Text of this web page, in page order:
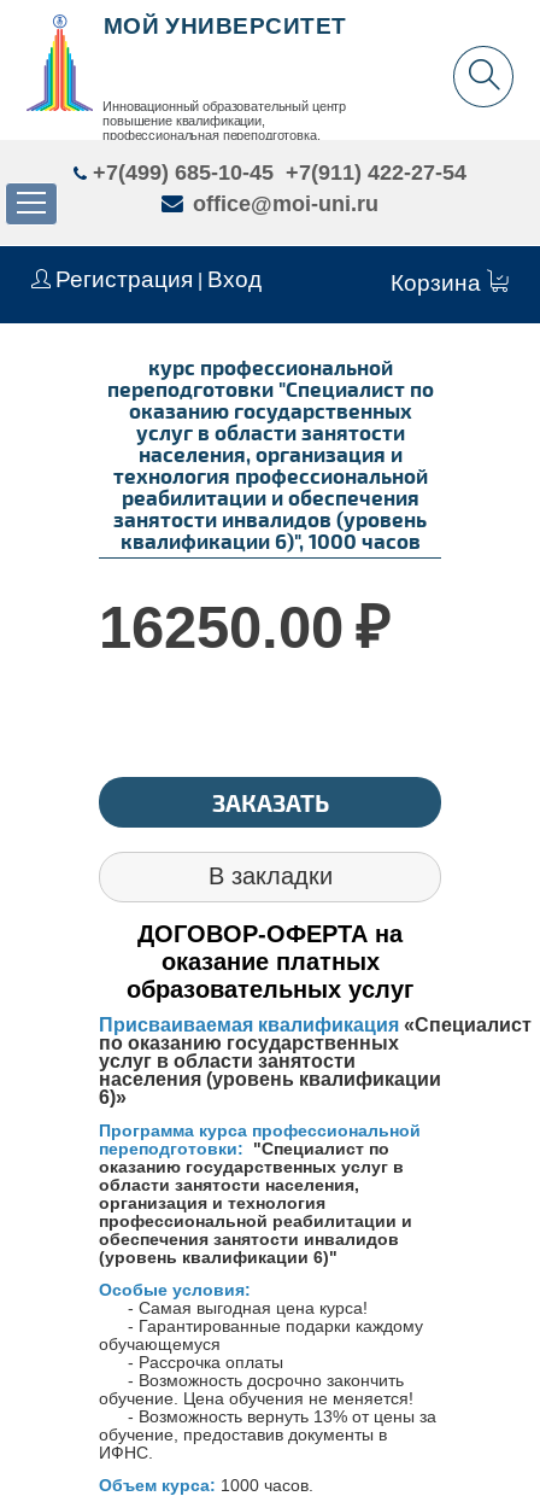
Регистрация Вход Корзина
МОЙ УНИВЕРСИТЕТ
Инновационный образовательный центр
повышение квалификации,
профессиональная переподготовка,
+7(499) 685-10-45 +7(911) 422-27-54
office@moi-uni.ru
курс профессиональной
переподготовки "Специалист по
оказанию государственных
услуг в области занятости
населения, организация и
технология профессиональной
реабилитации и обеспечения
занятости инвалидов (уровень
квалификации 6)", 1000 часов
16250.00 ₽
ЗАКАЗАТЬ
В закладки
ДОГОВОР-ОФЕРТА на
оказание платных
образовательных услуг
Присваиваемая квалификация «Специалист
по оказанию государственных
услуг в области занятости
населения (уровень квалификации
6)»
Программа курса профессиональной
переподготовки:
"Специалист по
оказанию государственных услуг в
области занятости населения,
организация и технология
профессиональной реабилитации и
обеспечения занятости инвалидов
(уровень квалификации 6)"
Особые условия:
- Самая выгодная цена курса!
- Гарантированные подарки каждому
обучающемуся
- Рассрочка оплаты
- Возможность досрочно закончить
обучение. Цена обучения не меняется!
- Возможность вернуть 13% от цены за
обучение, предоставив документы в
ИФНС.
Объем курса: 1000 часов.